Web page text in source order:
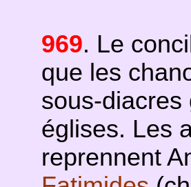
969. Le
que les
sous-diacres
églises. Les
reprennent